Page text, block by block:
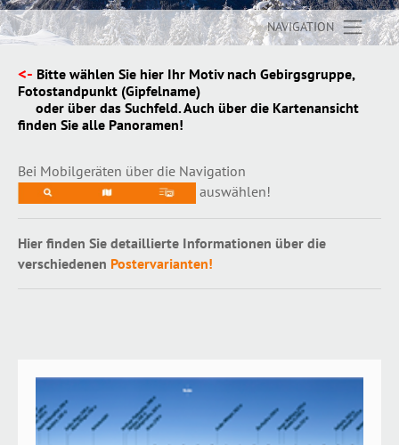
NAVIGATION
<- Bitte wählen Sie hier Ihr Motiv nach Gebirgsgruppe,
Fotostandpunkt (Gipfelname)
oder über das Suchfeld. Auch über die Kartenansicht
finden Sie alle Panoramen!
Bei Mobilgeräten über die Navigation
auswählen!
Hier finden Sie detaillierte Informationen über die
verschiedenen Postervarianten!